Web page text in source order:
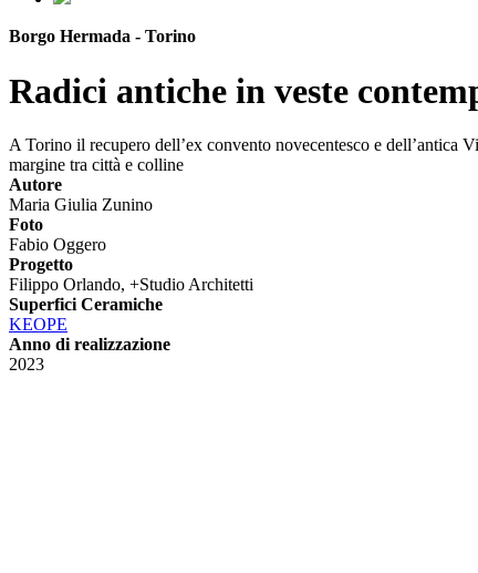
Borgo Hermada - Torino
Radici antiche in veste
A Torino il recupero dell’ex convento novecentesco e dell’antica
margine tra città e colline
Autore
Maria Giulia Zunino
Foto
Fabio Oggero
Progetto
Filippo Orlando, +Studio Architetti
Superfici Ceramiche
KEOPE
Anno di realizzazione
2023